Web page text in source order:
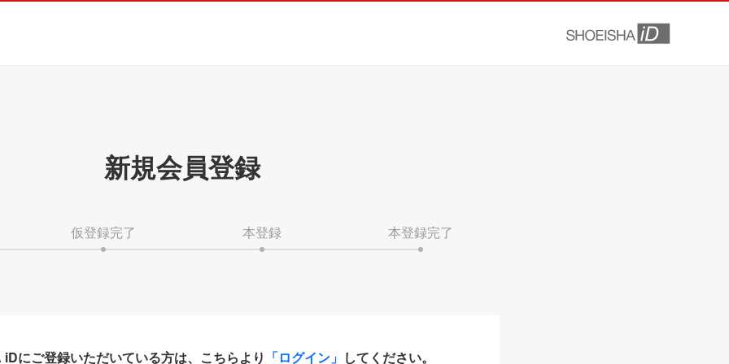
新規会員登録
仮登録完了 本登録 本登録完了
にご登録いただいている方は、こちらより 「ログイン」 してください。